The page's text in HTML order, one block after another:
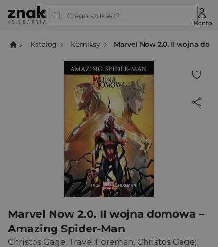
Czego szukasz?
Konto
Katalog Komiksy Marvel Now 2.0. II wojna
Marvel Now 2.0. II wojna domowa –
Amazing Spider-Man
Christos Gage, Travel Foreman, Christos Gage;